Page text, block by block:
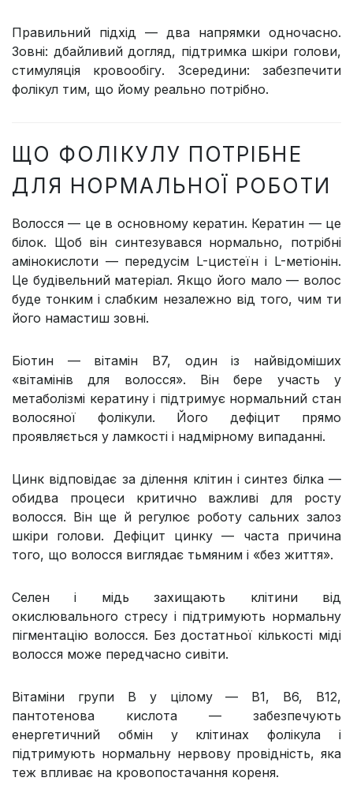
Правильний підхід — два напрямки одночасно.
Зовні: дбайливий догляд, підтримка шкіри голови,
стимуляція кровообігу. Зсередини: забезпечити
фолікул тим, що йому реально потрібно.
ЩО ФОЛІКУЛУ ПОТРІБНЕ
ДЛЯ НОРМАЛЬНОЇ РОБОТИ
Волосся — це в основному кератин. Кератин — це
білок. Щоб він синтезувався нормально, потрібні
амінокислоти — передусім L-цистеїн і L-метіонін.
Це будівельний матеріал. Якщо його мало — волос
буде тонким і слабким незалежно від того, чим ти
його намастиш зовні.
Біотин — вітамін В7, один із найвідоміших
«вітамінів для волосся». Він бере участь у
метаболізмі кератину і підтримує нормальний стан
волосяної фолікули. Його дефіцит прямо
проявляється у ламкості і надмірному випаданні.
Цинк відповідає за ділення клітин і синтез білка —
обидва процеси критично важливі для росту
волосся. Він ще й регулює роботу сальних залоз
шкіри голови. Дефіцит цинку — часта причина
того, що волосся виглядає тьмяним і «без життя».
Селен і мідь захищають клітини від
окислювального стресу і підтримують нормальну
пігментацію волосся. Без достатньої кількості міді
волосся може передчасно сивіти.
Вітаміни групи В у цілому — В1, В6, В12,
пантотенова кислота — забезпечують
енергетичний обмін у клітинах фолікула і
підтримують нормальну нервову провідність, яка
теж впливає на кровопостачання кореня.